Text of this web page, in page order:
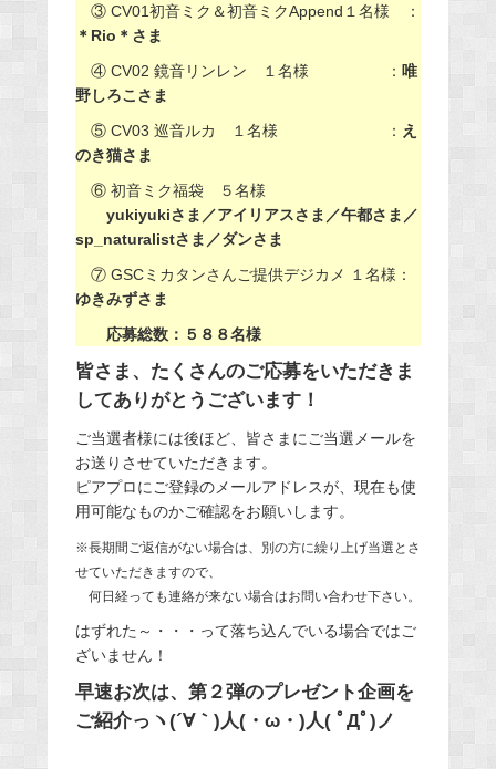
③ CV01初音ミク＆初音ミクAppend１名様 ：
＊Rio＊さま
④ CV02 鏡音リンレン １名様 ： 唯
野しろこさま
⑤ CV03 巡音ルカ １名様 ： え
のき猫さま
⑥ 初音ミク福袋 ５名様
yukiyukiさま／アイリアスさま／午都さま／
sp_naturalistさま／ダンさま
⑦ GSCミカタンさんご提供デジカメ １名様：
ゆきみずさま
応募総数：５８８名様
皆さま、たくさんのご応募をいただきま
してありがとうございます！
ご当選者様には後ほど、皆さまにご当選メールを
お送りさせていただきます。
ピアプロにご登録のメールアドレスが、現在も使
用可能なものかご確認をお願いします。
※長期間ご返信がない場合は、別の方に繰り上げ当選とさ
せていただきますので、
何日経っても連絡が来ない場合はお問い合わせ下さい。
はずれた～・・・って落ち込んでいる場合ではご
ざいません！
早速お次は、第２弾のプレゼント企画を
ご紹介っヽ(´∀｀)人(・ω・)人( ﾟДﾟ)ノ